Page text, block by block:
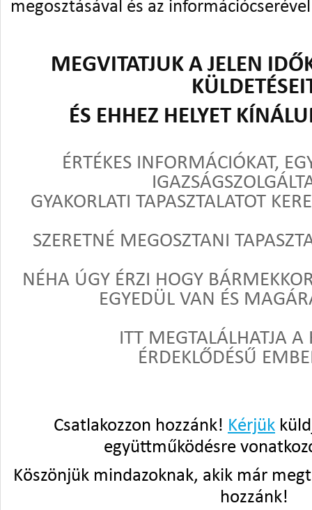
megosztásával és az
MEGVITATJUK A JELEN
ÉS EHHEZ HELYET
ÉRTÉKES INFORMÁCIÓKAT,
GYAKORLATI TAPASZTALATOT
SZERETNÉ MEGOSZTANI
NÉHA ÚGY ÉRZI HOGY
EGYEDÜL VAN ÉS
ITT MEGTALÁLHATJA A
ÉRDEKLŐDÉSŰ
Csatlakozzon hozzánk! Kérjük
együttműködésre
Köszönjük mindazoknak, akik már
hozzánk!